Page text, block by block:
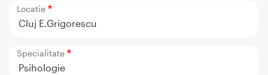
Locatie
Cluj E.Grigorescu
Specialitate
Psihologie